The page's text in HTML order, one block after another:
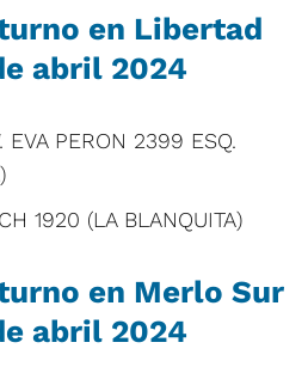
en Libertad
abril 2024
EVA PERON 2399 ESQ.
1920 (LA BLANQUITA)
en Merlo Sur
abril 2024